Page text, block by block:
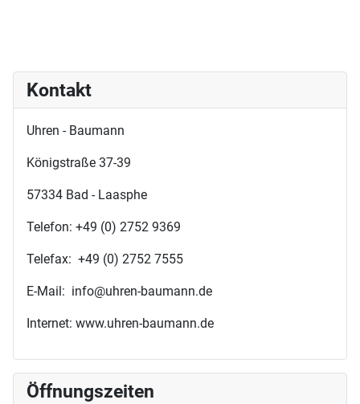
Kontakt
Uhren - Baumann
Königstraße 37-39
57334 Bad - Laasphe
Telefon: +49 (0) 2752 9369
Telefax: +49 (0) 2752 7555
E-Mail: info@uhren-baumann.de
Internet: www.uhren-baumann.de
Öffnungszeiten